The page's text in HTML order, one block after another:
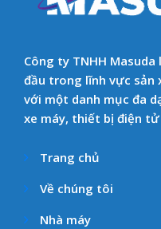
Công ty TNHH
đầu trong lĩnh vực sản
với một danh mục đa
xe máy, thiết bị điện
Trang chủ
Về chúng tôi
Nhà máy